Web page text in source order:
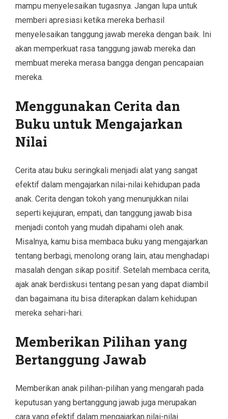
mampu menyelesaikan tugasnya. Jangan lupa untuk
memberi apresiasi ketika mereka berhasil
menyelesaikan tanggung jawab mereka dengan baik. Ini
akan memperkuat rasa tanggung jawab mereka dan
membuat mereka merasa bangga dengan pencapaian
mereka.
Menggunakan Cerita dan
Buku untuk Mengajarkan
Nilai
Cerita atau buku seringkali menjadi alat yang sangat
efektif dalam mengajarkan nilai-nilai kehidupan pada
anak. Cerita dengan tokoh yang menunjukkan nilai
seperti kejujuran, empati, dan tanggung jawab bisa
menjadi contoh yang mudah dipahami oleh anak.
Misalnya, kamu bisa membaca buku yang mengajarkan
tentang berbagi, menolong orang lain, atau menghadapi
masalah dengan sikap positif. Setelah membaca cerita,
ajak anak berdiskusi tentang pesan yang dapat diambil
dan bagaimana itu bisa diterapkan dalam kehidupan
mereka sehari-hari.
Memberikan Pilihan yang
Bertanggung Jawab
Memberikan anak pilihan-pilihan yang mengarah pada
keputusan yang bertanggung jawab juga merupakan
cara yang efektif dalam mengajarkan nilai-nilai